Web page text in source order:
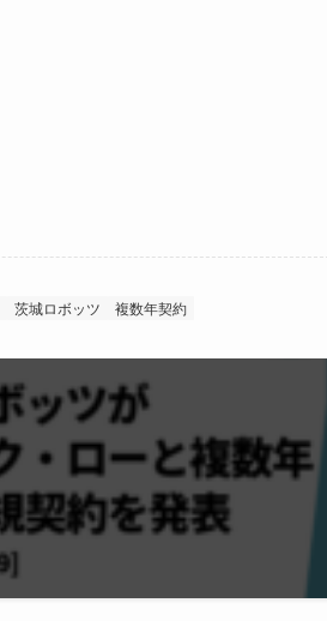
茨城ロボッツ 複数年契約